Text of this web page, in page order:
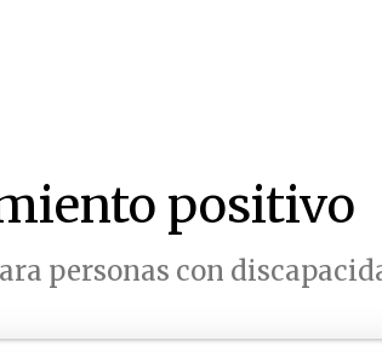
positivo
personas con